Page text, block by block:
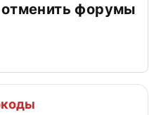
форумы